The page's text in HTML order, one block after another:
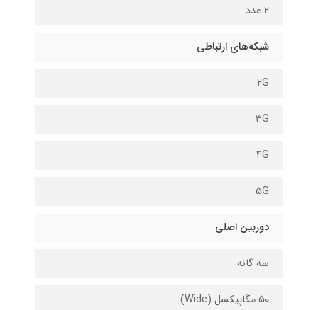
۲ عدد
شبکه‌های ارتباطی
۲G
۳G
۴G
5G
دوربین اصلی
سه گانه
50 مگاپیکسل (Wide)